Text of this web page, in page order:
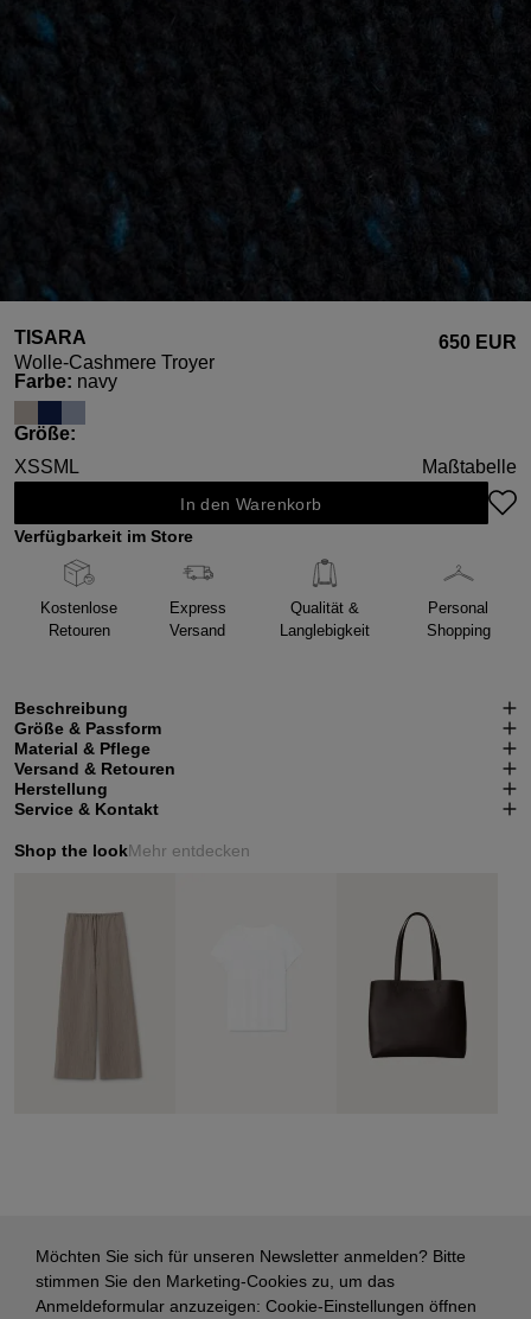
TISARA
Wolle-Cashmere Troyer
650 EUR
Farbeauswählen
: navy
Größeauswählen
:
XSSM L Maßtabelle
In den Warenkorb
Verfügbarkeit im Store
Kostenlose
Retouren
Express
Versand
Qualität &
Langlebigkeit
Personal
Shopping
Beschreibung
Größe & Passform
Material & Pflege
Versand & Retouren
Herstellung
Service & Kontakt
Shop the lookMehr entdecken
Möchten Sie sich für unseren Newsletter anmelden? Bitte
stimmen Sie den Marketing-Cookies zu, um das
Anmeldeformular anzuzeigen: Cookie-Einstellungen öffnen